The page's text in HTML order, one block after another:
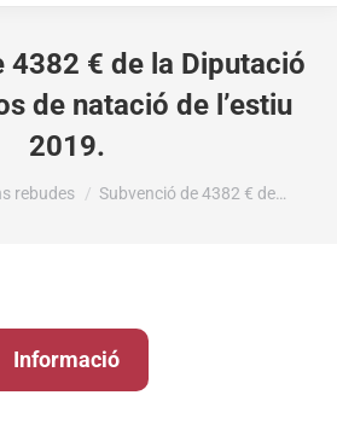
4382 € de la Diputació
de natació de l’estiu
2019.
rebudes Subvenció de 4382 € de…
Informació